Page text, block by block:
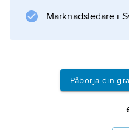
religiösa
så i romanen
Marknadsledare i
Påbörja din